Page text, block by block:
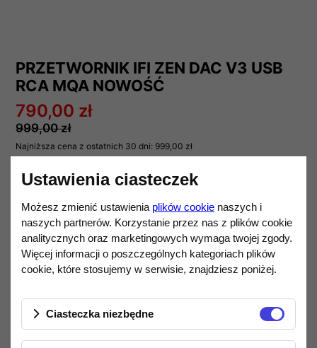
PRZETWORNIK IFI ZEN DAC V3 USB
RCA MQA NOWOŚĆ
790,00 zł
999,00 zł
Najniższa cena z ostatnich 30 dni: 999,00 zł
iFi
Ilość DO KOSZYKA
Ustawienia ciasteczek
Możesz zmienić ustawienia plików cookie naszych i
naszych partnerów. Korzystanie przez nas z plików cookie
analitycznych oraz marketingowych wymaga twojej zgody.
Więcej informacji o poszczególnych kategoriach plików
cookie, które stosujemy w serwisie, znajdziesz poniżej.
Ciasteczka niezbędne